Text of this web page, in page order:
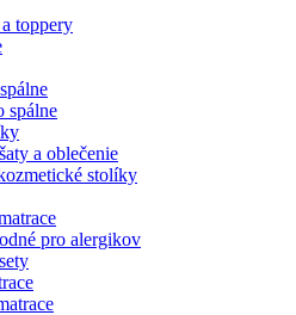
toppery
spálne
a oblečenie
stolíky
pro alergikov